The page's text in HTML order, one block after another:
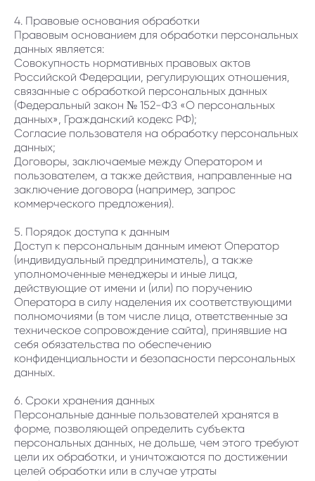
4. Правовые основания обработки
Правовым основанием для обработки персональных
данных является:
Совокупность нормативных правовых актов
Российской Федерации, регулирующих отношения,
связанные с обработкой персональных данных
(Федеральный закон № 152-ФЗ «О персональных
данных», Гражданский кодекс РФ);
Согласие пользователя на обработку персональных
данных;
Договоры, заключаемые между Оператором и
пользователем, а также действия, направленные на
заключение договора (например, запрос
коммерческого предложения).
5. Порядок доступа к данным
Доступ к персональным данным имеют Оператор
(индивидуальный предприниматель), а также
уполномоченные менеджеры и иные лица,
действующие от имени и (или) по поручению
Оператора в силу наделения их соответствующими
полномочиями (в том числе лица, ответственные за
техническое сопровождение сайта), принявшие на
себя обязательства по обеспечению
конфиденциальности и безопасности персональных
данных.
6. Сроки хранения данных
Персональные данные пользователей хранятся в
форме, позволяющей определить субъекта
персональных данных, не дольше, чем этого требуют
цели их обработки, и уничтожаются по достижении
целей обработки или в случае утраты